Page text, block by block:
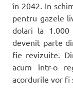
în 2042. In
pentru gazele
dolari la
devenit parte
fie revizuite.
acum într-o
acordurile vor fi